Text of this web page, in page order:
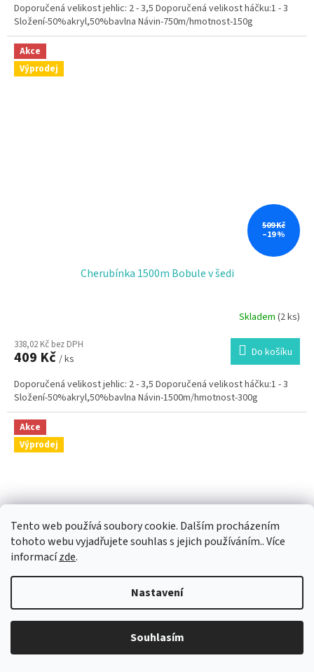
Tento web používá soubory cookie. Dalším procházením
tohoto webu vyjadřujete souhlas s jejich používáním.. Více
informacízde.
Nastavení
Souhlasím
Doporučená velikost jehlic: 2 - 3,5 Doporučená velikost háčku:1 - 3
Složení-50%akryl,50%bavlna Návin-750m/hmotnost-150g
Akce
Výprodej
509 Kč
–19 %
Cherubínka 1500m Bobule v šedi
Skladem (2 ks)
338,02 Kč bez DPH
409 Kč / ks Do košíku
Doporučená velikost jehlic: 2 - 3,5 Doporučená velikost háčku:1 - 3
Složení-50%akryl,50%bavlna Návin-1500m/hmotnost-300g
Akce
Výprodej
–22 %